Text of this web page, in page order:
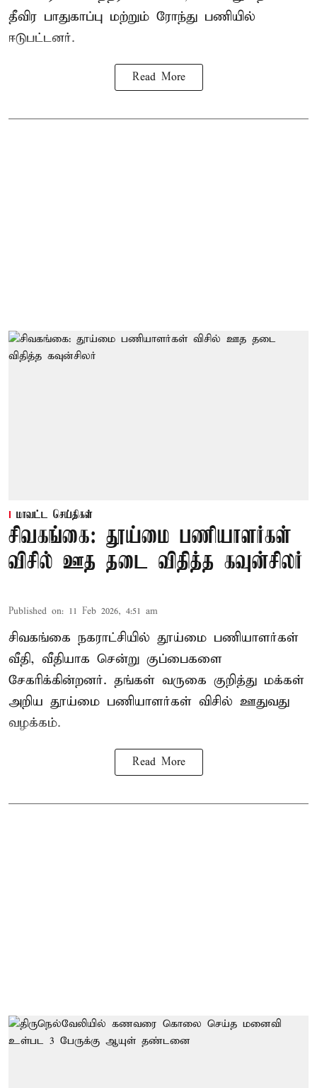
தீவிர பாதுகாப்பு மற்றும் ரோந்து பணியில்
ஈடுபட்டனர்.
Read More
மாவட்ட செய்திகள்
சிவகங்கை: தூய்மை பணியாளர்கள்
விசில் ஊத தடை விதித்த கவுன்சிலர்
Published on: 11 Feb 2026, 4:51 am
சிவகங்கை நகராட்சியில் தூய்மை பணியாளர்கள்
வீதி, வீதியாக சென்று குப்பைகளை
சேகரிக்கின்றனர். தங்கள் வருகை குறித்து மக்கள்
அறிய தூய்மை பணியாளர்கள் விசில் ஊதுவது
வழக்கம்.
Read More